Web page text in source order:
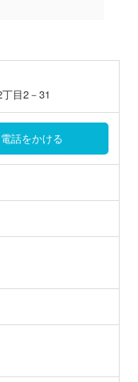
目2－31
話をかける